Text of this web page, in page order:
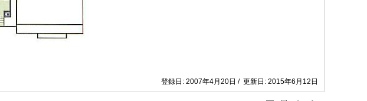
登録日: 2007年4月20日 / 更新日: 2015年6月12日